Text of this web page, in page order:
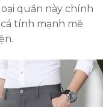
quần này chính
tính mạnh mẽ